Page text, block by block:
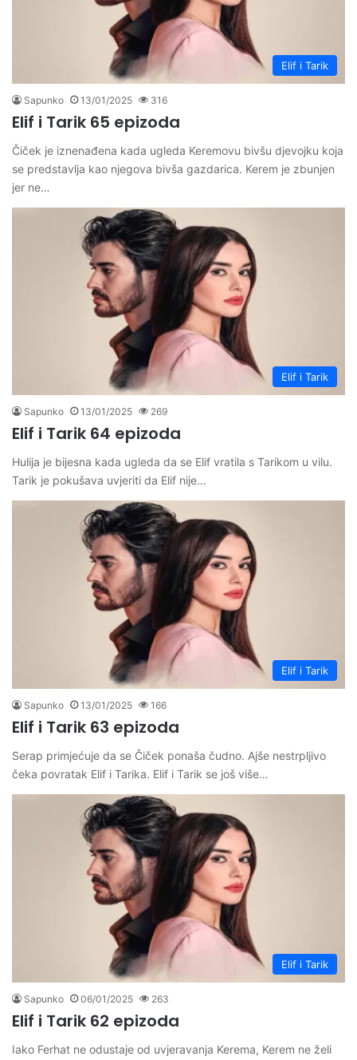
Elif i Tarik
Sapunko 13/01/2025 316
Elif i Tarik 65 epizoda
Čiček je iznenađena kada ugleda Keremovu bivšu djevojku koja
se predstavlja kao njegova bivša gazdarica. Kerem je zbunjen
jer ne…
Elif i Tarik
Sapunko 13/01/2025 269
Elif i Tarik 64 epizoda
Hulija je bijesna kada ugleda da se Elif vratila s Tarikom u vilu.
Tarik je pokušava uvjeriti da Elif nije…
Elif i Tarik
Sapunko 13/01/2025 166
Elif i Tarik 63 epizoda
Serap primjećuje da se Čiček ponaša čudno. Ajše nestrpljivo
čeka povratak Elif i Tarika. Elif i Tarik se još više…
Elif i Tarik
Sapunko 06/01/2025 263
Elif i Tarik 62 epizoda
Iako Ferhat ne odustaje od uvjeravanja Kerema, Kerem ne želi